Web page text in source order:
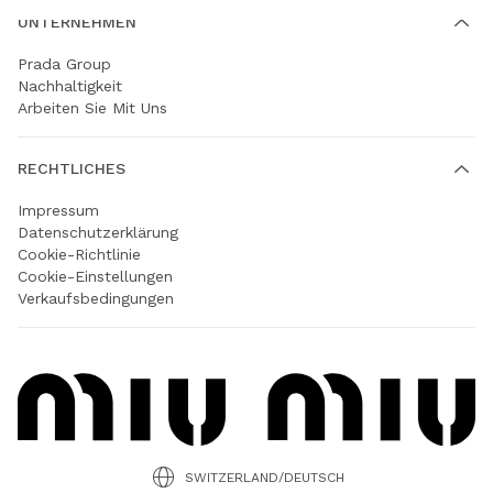
UNTERNEHMEN
Prada Group
Nachhaltigkeit
Arbeiten Sie Mit Uns
RECHTLICHES
Impressum
Datenschutzerklärung
Cookie-Richtlinie
Cookie-Einstellungen
Verkaufsbedingungen
SWITZERLAND/DEUTSCH